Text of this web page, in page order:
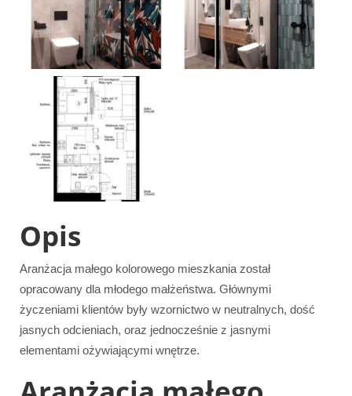
Opis
Aranżacja małego kolorowego mieszkania został
opracowany dla młodego małżeństwa. Głównymi
życzeniami klientów były wzornictwo w neutralnych, dość
jasnych odcieniach, oraz jednocześnie z jasnymi
elementami ożywiającymi wnętrze.